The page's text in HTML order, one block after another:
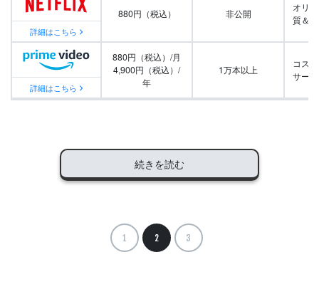
詳細はこちら
880円（税込） 非公開
オリ
質＆
詳細はこちら
880円（税込）/月
4,900円（税込）/
年
1万本以上
コス
サー
続きを読む
1 2 3